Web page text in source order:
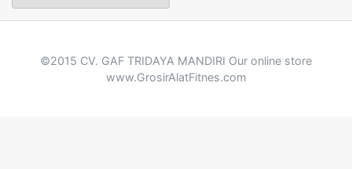
©2015 CV. GAF TRIDAYA MANDIRI Our online store
www.GrosirAlatFitnes.com